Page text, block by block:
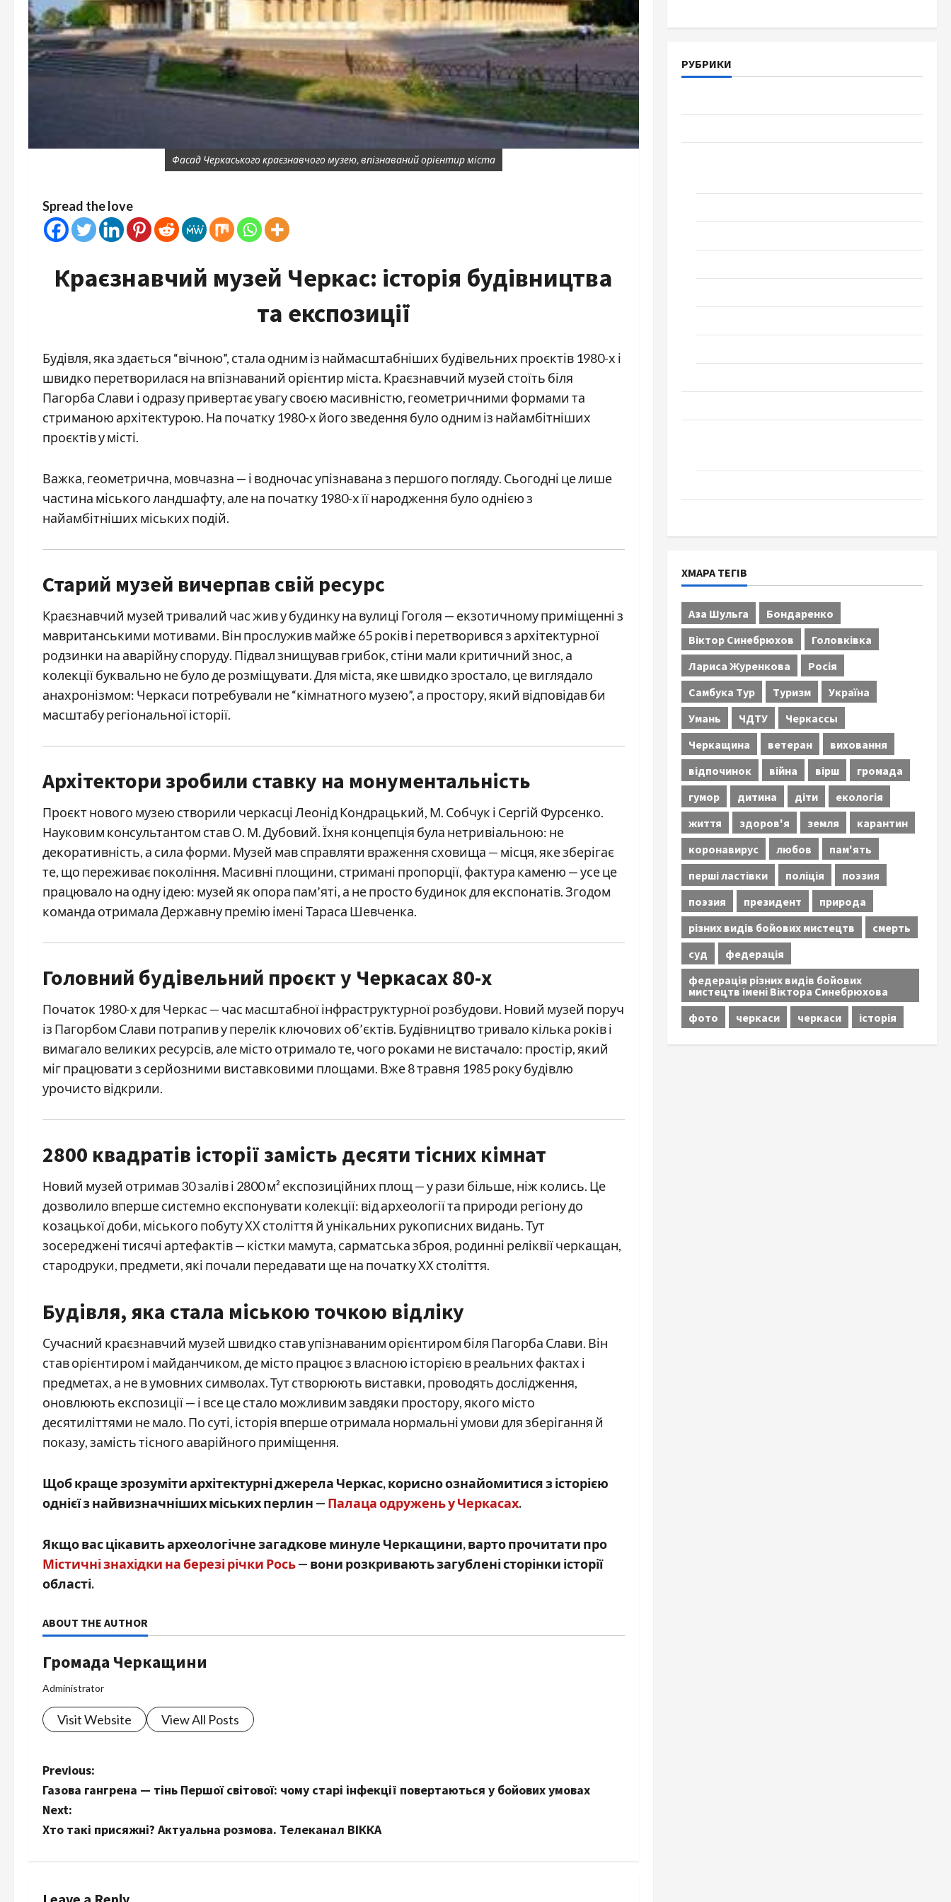
Фасад Черкаського краєзнавчого музею, впізнаваний орієнтир міста
Spread the love
Краєзнавчий музей Черкас: історія будівництва
та експозиції
Будівля, яка здається “вічною”, стала одним із наймасштабніших будівельних проєктів 1980-х і
швидко перетворилася на впізнаваний орієнтир міста. Краєзнавчий музей стоїть біля
Пагорба Слави і одразу привертає увагу своєю масивністю, геометричними формами та
стриманою архітектурою. На початку 1980-х його зведення було одним із найамбітніших
проєктів у місті.
Важка, геометрична, мовчазна — і водночас упізнавана з першого погляду. Сьогодні це лише
частина міського ландшафту, але на початку 1980-х її народження було однією з
найамбітніших міських подій.
Старий музей вичерпав свій ресурс
Краєзнавчий музей тривалий час жив у будинку на вулиці Гоголя — екзотичному приміщенні з
мавританськими мотивами. Він прослужив майже 65 років і перетворився з архітектурної
родзинки на аварійну споруду. Підвал знищував грибок, стіни мали критичний знос, а
колекції буквально не було де розміщувати. Для міста, яке швидко зростало, це виглядало
анахронізмом: Черкаси потребували не “кімнатного музею”, а простору, який відповідав би
масштабу регіональної історії.
Архітектори зробили ставку на монументальність
Проєкт нового музею створили черкасці Леонід Кондрацький, М. Собчук і Сергій Фурсенко.
Науковим консультантом став О. М. Дубовий. Їхня концепція була нетривіальною: не
декоративність, а сила форми. Музей мав справляти враження сховища — місця, яке зберігає
те, що переживає покоління. Масивні площини, стримані пропорції, фактура каменю — усе це
працювало на одну ідею: музей як опора пам’яті, а не просто будинок для експонатів. Згодом
команда отримала Державну премію імені Тараса Шевченка.
Головний будівельний проєкт у Черкасах 80-х
Початок 1980-х для Черкас — час масштабної інфраструктурної розбудови. Новий музей поруч
із Пагорбом Слави потрапив у перелік ключових об’єктів. Будівництво тривало кілька років і
вимагало великих ресурсів, але місто отримало те, чого роками не вистачало: простір, який
міг працювати з серйозними виставковими площами. Вже 8 травня 1985 року будівлю
урочисто відкрили.
2800 квадратів історії замість десяти тісних кімнат
Новий музей отримав 30 залів і 2800 м² експозиційних площ — у рази більше, ніж колись. Це
дозволило вперше системно експонувати колекції: від археології та природи регіону до
козацької доби, міського побуту ХХ століття й унікальних рукописних видань. Тут
зосереджені тисячі артефактів — кістки мамута, сарматська зброя, родинні реліквії черкащан,
стародруки, предмети, які почали передавати ще на початку ХХ століття.
Будівля, яка стала міською точкою відліку
Сучасний краєзнавчий музей швидко став упізнаваним орієнтиром біля Пагорба Слави. Він
став орієнтиром і майданчиком, де місто працює з власною історією в реальних фактах і
предметах, а не в умовних символах. Тут створюють виставки, проводять дослідження,
оновлюють експозиції — і все це стало можливим завдяки простору, якого місто
десятиліттями не мало. По суті, історія вперше отримала нормальні умови для зберігання й
показу, замість тісного аварійного приміщення.
Щоб краще зрозуміти архітектурні джерела Черкас, корисно ознайомитися з історією
однієї з найвизначніших міських перлин — Палаца одружень у Черкасах.
Якщо вас цікавить археологічне загадкове минуле Черкащини, варто прочитати про
Містичні знахідки на березі річки Рось— вони розкривають загублені сторінки історії
області.
ABOUT THE AUTHOR
Громада Черкащини
Administrator
Visit Website View All Posts
P
o
s
n
Previous:
Газова гангрена — тінь Першої світової: чому старі інфекції повертаються у бойових умовах
Next:
Хто такі присяжні? Актуальна розмова. Телеканал ВІККА
РУБРИКИ
ХМАРА ТЕГІВ
Аза Шульга
Бондаренко
Віктор Синебрюхов
Головківка
Лариса Журенкова
Росія
Самбука Тур
Туризм
Україна
Умань
ЧДТУ
Черкассы
Черкащина
ветеран
виховання
відпочинок
війна вірш
громада
гумор
дитина діти
екологія
життя
здоров'я земля
карантин
коронавирус
любов
пам'ять
перші ластівки
поліція
поэзия
поэзия
президент
природа
різних видів бойових мистецтв
смерть
суд
федерація
федерація різних видів бойових
мистецтв імені Віктора Синебрюхова
фото
черкаси черкаси історія